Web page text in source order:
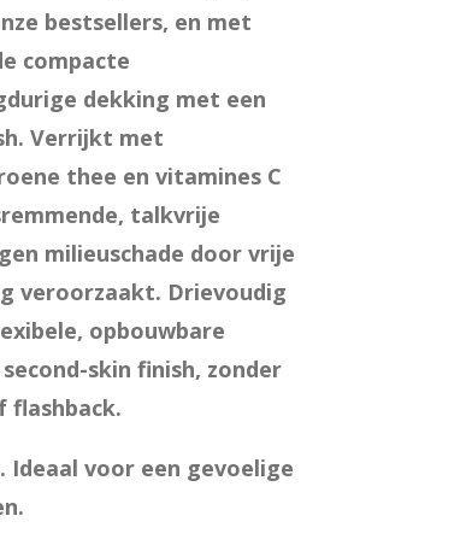
bestsellers, en met
compacte
dekking met een
Verrijkt met
thee en vitamines C
talkvrije
milieuschade door vrije
veroorzaakt. Drievoudig
opbouwbare
skin finish, zonder
flashback.
Ideaal voor een gevoelige